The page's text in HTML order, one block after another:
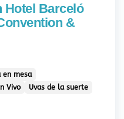
Hotel Barceló
&
en mesa
Vivo
Uvas de la suerte